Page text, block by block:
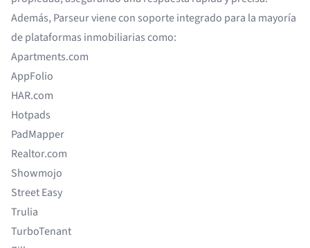
Además, Parseur viene con soporte integrado para la mayoría
de plataformas inmobiliarias como:
Apartments.com
AppFolio
HAR.com
Hotpads
PadMapper
Realtor.com
Showmojo
Street Easy
Trulia
TurboTenant